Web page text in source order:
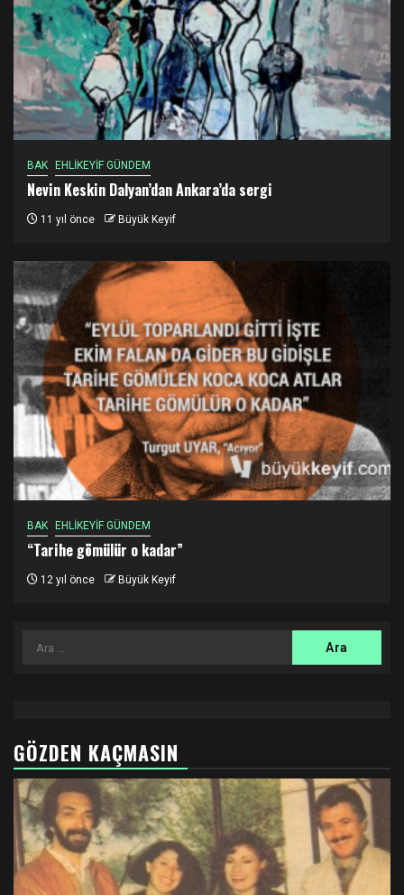
BAK EHLİKEYİF GÜNDEM
Nevin Keskin Dalyan’dan Ankara’da sergi
11 yıl önce Büyük Keyif
BAK EHLİKEYİF GÜNDEM
“Tarihe gömülür o kadar”
12 yıl önce Büyük Keyif
Arama:
GÖZDEN KAÇMASIN